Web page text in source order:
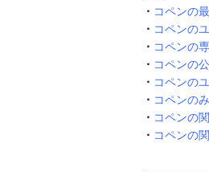
コペンの
コペンの
コペンの
コペンの
コペンの
コペンの
コペンの
コペンの